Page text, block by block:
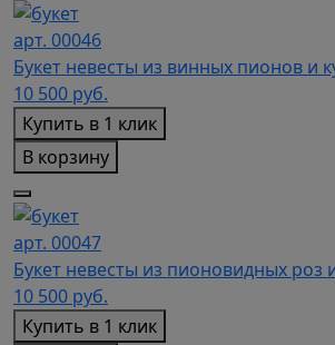
арт. 00046
Букет невесты из винных пионов и
10 500 руб.
Купить в 1 клик
В корзину
арт. 00047
Букет невесты из пионовидных роз
10 500 руб.
Купить в 1 клик